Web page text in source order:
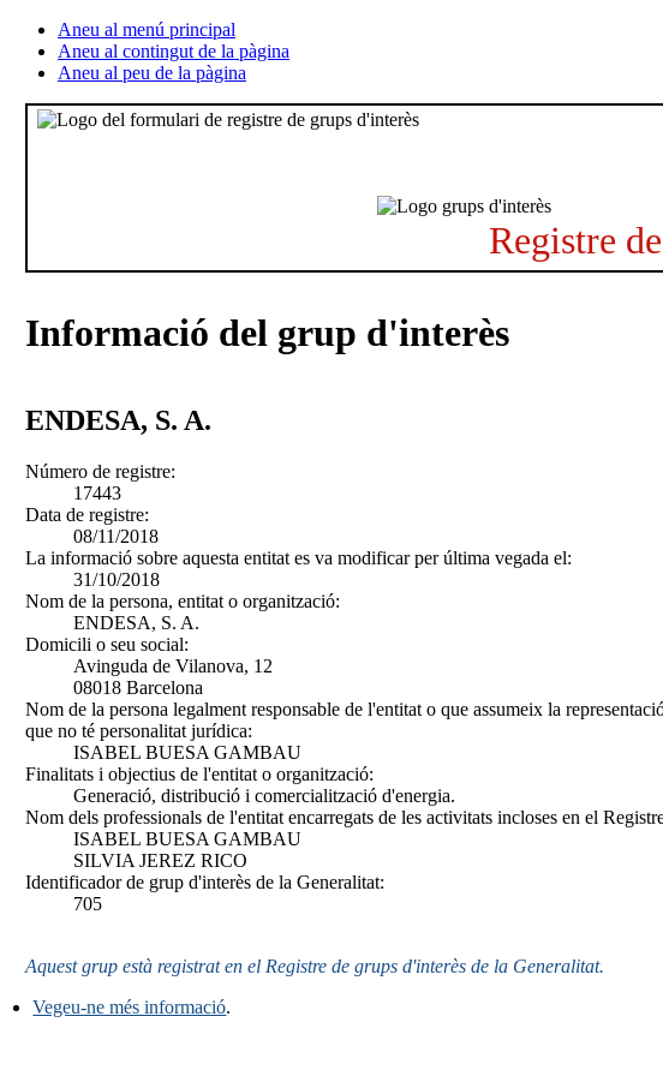
Aneu al menú principal
Aneu al contingut de la pàgina
Aneu al peu de la pàgina
Registre
Informació del grup d'interès
ENDESA, S. A.
Número de registre:
17443
Data de registre:
08/11/2018
La informació sobre aquesta entitat es va modificar per última vegada el:
31/10/2018
Nom de la persona, entitat o organització:
ENDESA, S. A.
Domicili o seu social:
Avinguda de Vilanova, 12
08018 Barcelona
Nom de la persona legalment responsable de l'entitat o que assumeix la
que no té personalitat jurídica:
ISABEL BUESA GAMBAU
Finalitats i objectius de l'entitat o organització:
Generació, distribució i comercialització d'energia.
Nom dels professionals de l'entitat encarregats de les activitats incloses en el
ISABEL BUESA GAMBAU
SILVIA JEREZ RICO
Identificador de grup d'interès de la Generalitat:
705
Aquest grup està registrat en el Registre de grups d'interès de la Generalitat.
Vegeu-ne més informació.